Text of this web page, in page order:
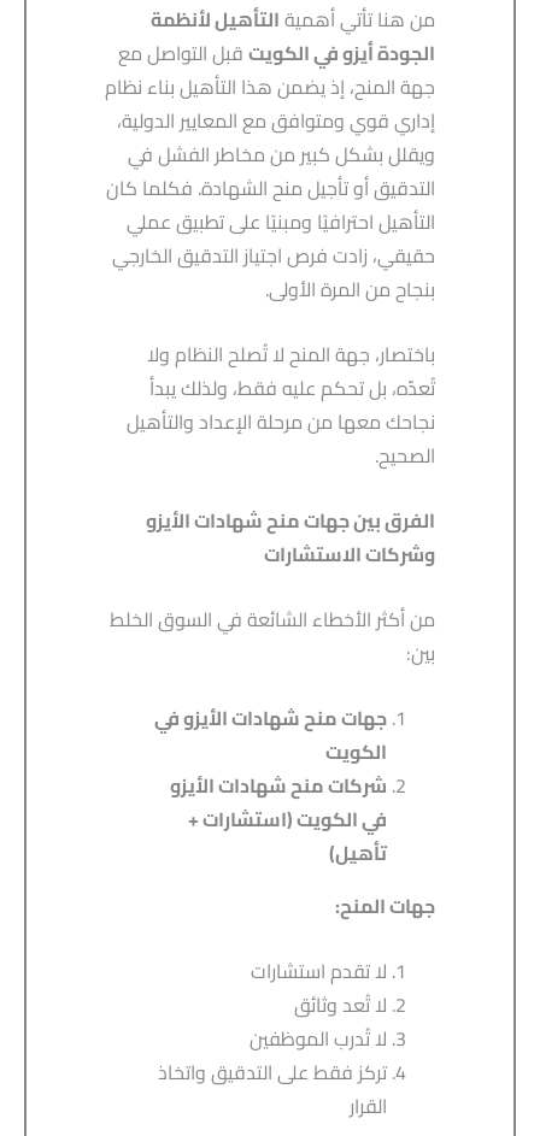
من هنا تأتي أهميةالتأهيل لأنظمة
الجودة أيزو في الكويتقبل التواصل مع
جهة المنح، إذ يضمن هذا التأهيل بناء نظام
إداري قوي ومتوافق مع المعايير الدولية،
ويقلل بشكل كبير من مخاطر الفشل في
التدقيق أو تأجيل منح الشهادة. فكلما كان
التأهيل احترافيًا ومبنيًا على تطبيق عملي
حقيقي، زادت فرص اجتياز التدقيق الخارجي
بنجاح من المرة الأولى.
باختصار، جهة المنح لا تُصلح النظام ولا
تُعدّه، بل تحكم عليه فقط، ولذلك يبدأ
نجاحك معها من مرحلة الإعداد والتأهيل
الصحيح.
الفرق بين جهات منح شهادات الأيزو
وشركات الاستشارات
من أكثر الأخطاء الشائعة في السوق الخلط
بين:
جهات منح شهادات الأيزو في
الكويت
شركات منح شهادات الأيزو
في الكويت (استشارات +
تأهيل)
جهات المنح:
لا تقدم استشارات
لا تُعد وثائق
لا تُدرب الموظفين
تركز فقط على التدقيق واتخاذ
القرار